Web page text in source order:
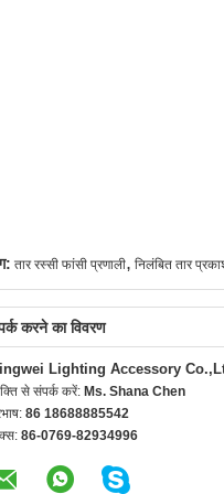
तार रस्सी फांसी प्रणाली, निलंबित तार
करने का विवरण
Lighting Accessory
से संपर्क करें: Ms. Shana Chen
86 18688885542
86-0769-82934996